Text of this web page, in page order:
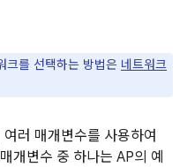
를 선택하는 방법은 네트워크
러 매개변수를 사용하여
개변수 중 하나는 AP의 예